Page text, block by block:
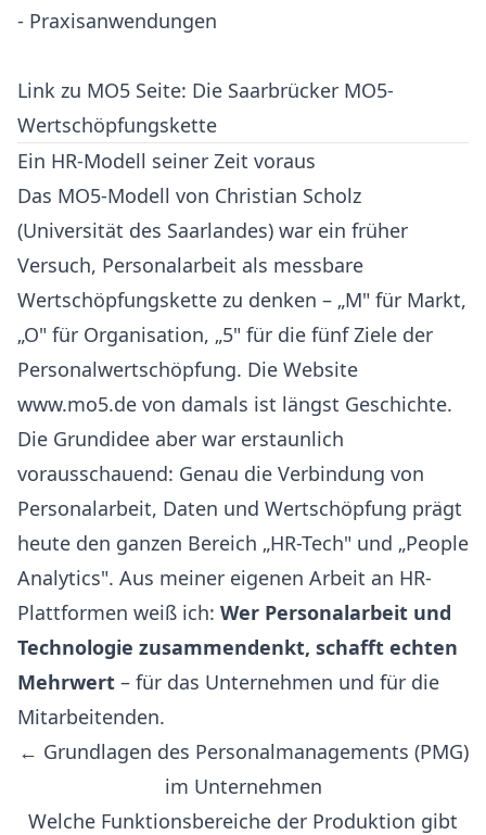
- Praxisanwendungen
Link zu MO5 Seite: Die Saarbrücker MO5-
Wertschöpfungskette
Ein HR-Modell seiner Zeit voraus
Das MO5-Modell von Christian Scholz
(Universität des Saarlandes) war ein früher
Versuch, Personalarbeit als messbare
Wertschöpfungskette zu denken – „M" für Markt,
„O" für Organisation, „5" für die fünf Ziele der
Personalwertschöpfung. Die Website
www.mo5.de von damals ist längst Geschichte.
Die Grundidee aber war erstaunlich
vorausschauend: Genau die Verbindung von
Personalarbeit, Daten und Wertschöpfung prägt
heute den ganzen Bereich „HR-Tech" und „People
Analytics". Aus meiner eigenen Arbeit an HR-
Plattformen weiß ich: Wer Personalarbeit und
Technologie zusammendenkt, schafft echten
Mehrwert – für das Unternehmen und für die
Mitarbeitenden.
← Grundlagen des Personalmanagements (PMG)
im Unternehmen
Welche Funktionsbereiche der Produktion gibt